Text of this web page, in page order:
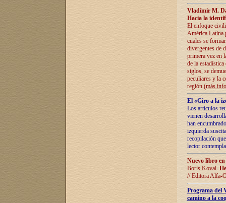
Vladímir M.
Hacia la
El enfoque
América Latina
cuales se
divergentes de
primera vez en
de la
siglos, se
peculiares y la
región (más
El «Giro a la
Los artículos
vienen
han
izquierda
recopilación
lector
Nuevo libro
Boris Koval.
// Editora Alfa-
Programa del
camino a la